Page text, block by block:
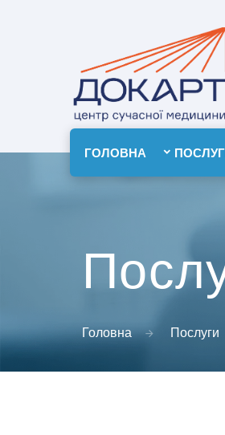
ГОЛОВНА
Головна Послуги